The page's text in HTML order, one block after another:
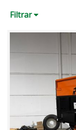
Filtrar